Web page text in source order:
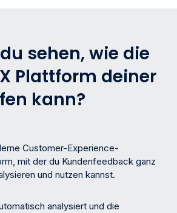
sehen, wie die
Plattform deiner
kann?
Customer-Experience-
mit der du Kundenfeedback ganz
und nutzen kannst.
analysiert und die